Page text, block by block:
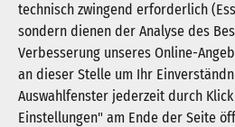
technisch zwingend erforderlich
sondern dienen der Analyse des
Verbesserung unseres Online-
an dieser Stelle um Ihr
Auswahlfenster jederzeit durch
Einstellungen" am Ende der Seite
Download PDF (137 KB)
Newsletter abonnieren